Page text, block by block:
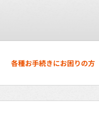
各種お手続きにお困りの方